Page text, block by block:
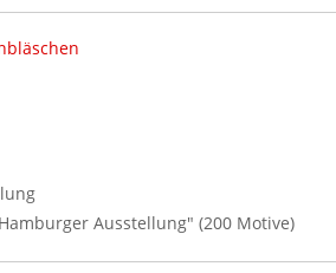
Ausstellung" (200 Motive)